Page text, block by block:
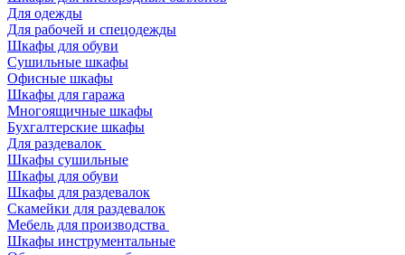
Для одежды
Для рабочей и спецодежды
Шкафы для обуви
Сушильные шкафы
Офисные шкафы
Шкафы для гаража
Многоящичные шкафы
Бухгалтерские шкафы
Для раздевалок
Шкафы сушильные
Шкафы для обуви
Шкафы для раздевалок
Скамейки для раздевалок
Мебель для производства
Шкафы инструментальные